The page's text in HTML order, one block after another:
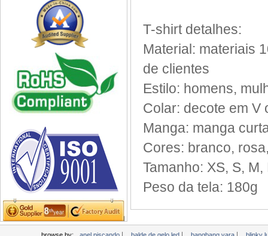
LED piscando Dice
LED piscando óculos de sol
Light Up Forks
Light Up Pens
Light Up Servir Bandejas
Light Up Swizzle
Luz LED Up Encachado
Luz Wands
Mini Fan piscando
Mini lanterna LED
Piscando abridor de vinho
Piscando canecas de cerveja
Piscando chuveiro torneira
Piscando Frisbee
T-shirt detalhes:
Material: materiais
de clientes
Estilo: homens,
Colar: decote em V
Manga: manga
Cores: branco,
Tamanho: XS, S, M,
Peso da tela: 180g